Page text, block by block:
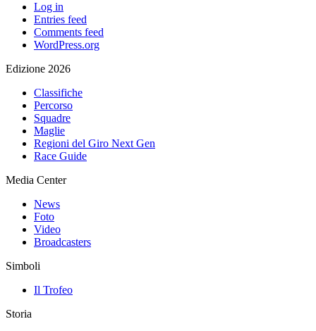
Log in
Entries feed
Comments feed
WordPress.org
Edizione 2026
Classifiche
Percorso
Squadre
Maglie
Regioni del Giro Next Gen
Race Guide
Media Center
News
Foto
Video
Broadcasters
Simboli
Il Trofeo
Storia